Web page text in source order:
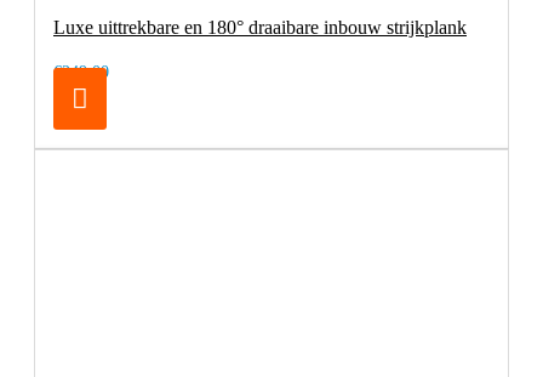
Luxe uittrekbare en 180° draaibare inbouw strijkplank
€249,00